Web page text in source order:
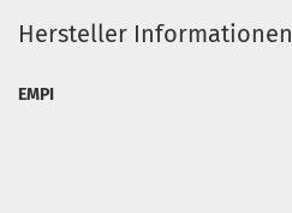
Hersteller Informationen
EMPI